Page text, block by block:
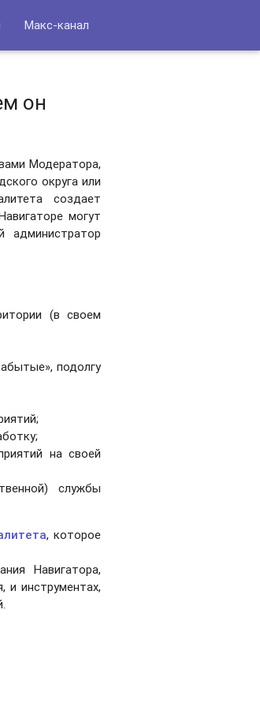
Макс-канал
он
Модератора,
округа или
создает
могут
администратор
(в своем
подолгу
на своей
службы
, которое
Навигатора,
и инструментах,